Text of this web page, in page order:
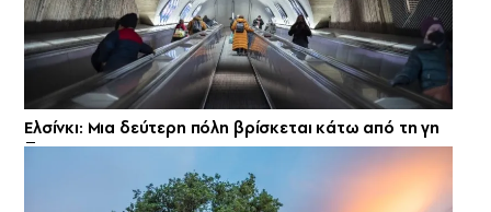
Ελσίνκι: Mια δεύτερη πόλη βρίσκεται κάτω από τη γη